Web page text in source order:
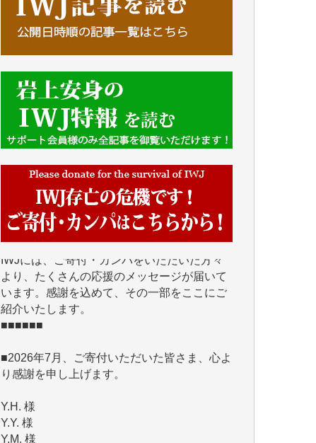
■■■■■■
IWJには、ご寄付・カンパをいただいた方々
紹介いたします。
■■■■■■
■2026年7月、ご寄付いただいた皆さま、心よ
Y.H. 様
Y,M. 様
T.M. 様
マツモト ヤスアキ 様